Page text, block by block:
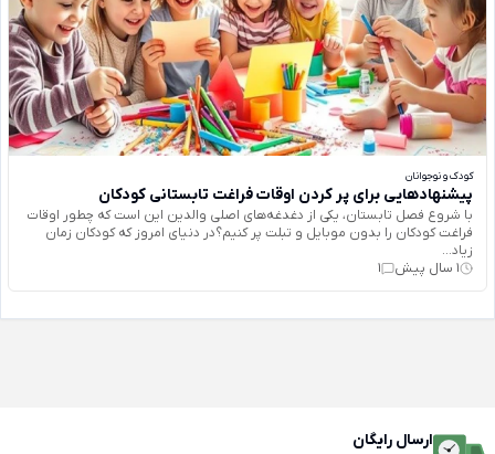
کودک و نوجوانان
پیشنهادهایی برای پر کردن اوقات فراغت تابستانی کودکان
با شروع فصل تابستان، یکی از دغدغه‌های اصلی والدین این است که چطور اوقات
فراغت کودکان را بدون موبایل و تبلت پر کنیم؟در دنیای امروز که کودکان زمان
زیاد...
1 سال پیش
1
ارسال رایگان